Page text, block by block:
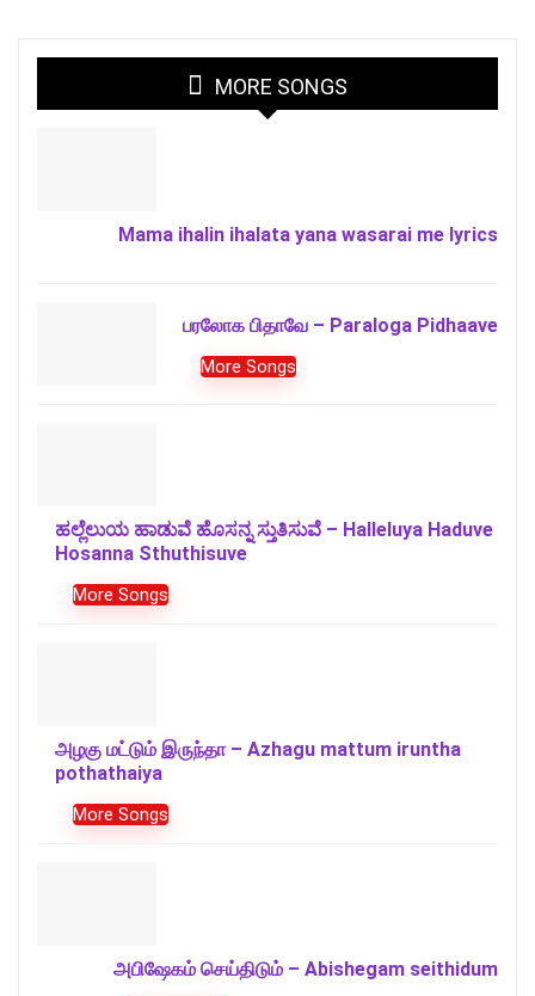
MORE SONGS
Mama ihalin ihalata yana wasarai me lyrics
பரலோக பிதாவே – Paraloga Pidhaave
More Songs
ಹಲ್ಲೆಲುಯ ಹಾಡುವೆ ಹೊಸನ್ನ ಸ್ತುತಿಸುವೆ – Halleluya Haduve
Hosanna Sthuthisuve
More Songs
அழகு மட்டும் இருந்தா – Azhagu mattum iruntha
pothathaiya
More Songs
அபிஷேகம் செய்திடும் – Abishegam seithidum